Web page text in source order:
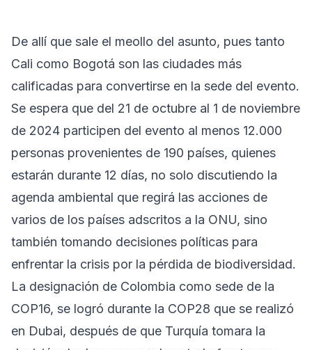
De allí que sale el meollo del asunto, pues tanto
Cali como Bogotá son las ciudades más
calificadas para convertirse en la sede del evento.
Se espera que del 21 de octubre al 1 de noviembre
de 2024 participen del evento al menos 12.000
personas provenientes de 190 países, quienes
estarán durante 12 días, no solo discutiendo la
agenda ambiental que regirá las acciones de
varios de los países adscritos a la ONU, sino
también tomando decisiones políticas para
enfrentar la crisis por la pérdida de biodiversidad.
La designación de Colombia como sede de la
COP16, se logró durante la COP28 que se realizó
en Dubai, después de que Turquía tomara la